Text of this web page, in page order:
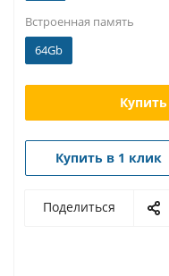
Встроенная память
64Gb
Купить в 1 клик
Поделиться